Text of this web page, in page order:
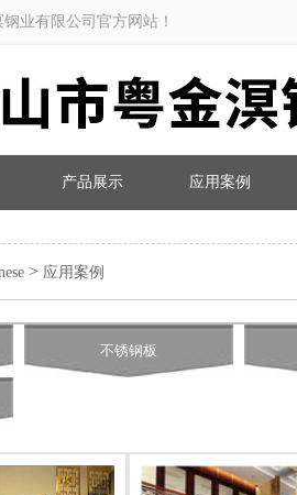
业有限公司官方网站！
产品展示 应用案例
> 应用案例
不锈钢板